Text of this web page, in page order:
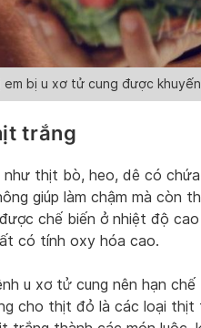
em bị u xơ tử cung được
trắng
thịt bò, heo, dê có
giúp làm chậm mà còn
chế biến ở nhiệt độ cao
có tính oxy hóa cao.
u xơ tử cung nên hạn
cho thịt đỏ là các loại